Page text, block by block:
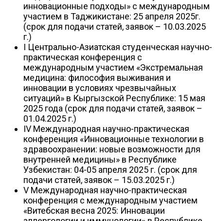
инновационные подходы» с международным
участием в Таджикистане: 25 апреля 2025г.
(срок для подачи статей, заявок – 10.03.2025
г.)
I Центрально-Азиатская студенческая научно-
практическая конференция с
международным участием «Экстремальная
медицина: философия выживания и
инновации в условиях чрезвычайных
ситуаций» в Кыргызской Республике: 15 мая
2025 года (срок для подачи статей, заявок –
01.04.2025 г.)
IV Международная научно-практическая
конференция «Инновационные технологии в
здравоохранении: новые возможности для
внутренней медицины» в Республике
Узбекистан: 04-05 апреля 2025 г. (срок для
подачи статей, заявок – 15.03.2025 г.)
V Международная научно-практическая
конференция с международным участием
«Витебская весна 2025: Инновации